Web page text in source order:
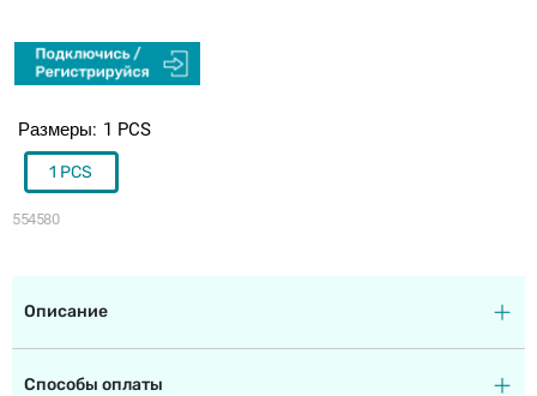
554580
Размеры 1 PCS
1 PCS
Описание
Способы оплаты